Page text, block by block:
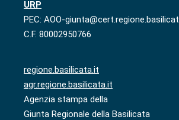
URP
PEC: AOO-
C.F. 80002950766
regione.basilicata.it
agr.regione.basilicata.it
Agenzia stampa della
Giunta Regionale della Basilicata